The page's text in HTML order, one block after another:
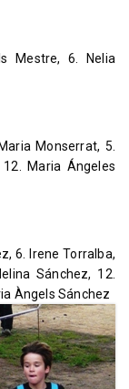
Mestre, 6. Nelia
Monserrat, 5.
Maria Ángeles
6. Irene Torralba,
Sánchez, 12.
Àngels Sánchez